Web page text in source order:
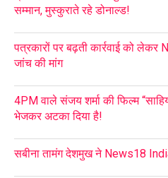
सम्मान, मुस्कुराते रहे डोनाल्ड!
पत्रकारों पर बढ़ती कार्रवाई को
जांच की मांग
4PM वाले संजय शर्मा की फिल्म
भेजकर अटका दिया है!
सबीना तामंग देशमुख ने News18